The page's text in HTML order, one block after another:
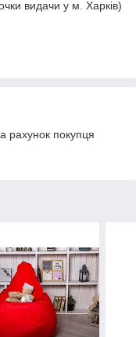
видачи у м. Харків)
рахунок покупця